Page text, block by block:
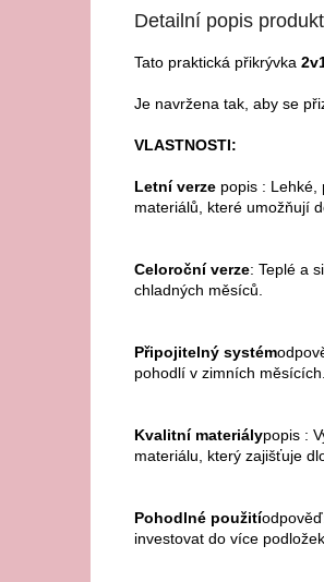
Detailní popis
Tato praktická přikrývka
Je navržena tak, aby se
VLASTNOSTI:
Letní verze popis : Lehké,
materiálů, které umožňují
Celoroční verze: Teplé a
chladných měsíců.
Připojitelný systém
pohodlí v zimních měsících.
Kvalitní materiálypopis :
materiálu, který zajišťuje
Pohodlné použití
investovat do více